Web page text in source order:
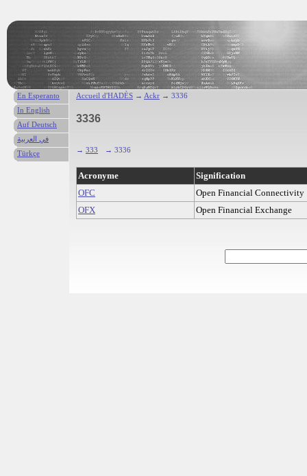
Accueil d'HADÈS → Ackr → 3336
3336
→ 333 → 3336
Acronyme
Signification
OFC
Open Financial Connectivity
OFX
Open Financial Exchange
En Esperanto
In English
Auf Deutsch
في العربية
Türkçe